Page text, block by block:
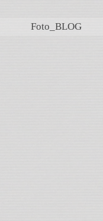
Foto_BLOG